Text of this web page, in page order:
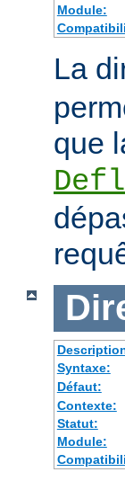
Module:
La
que
Syntaxe:
Défaut:
Contexte:
Statut:
Module: